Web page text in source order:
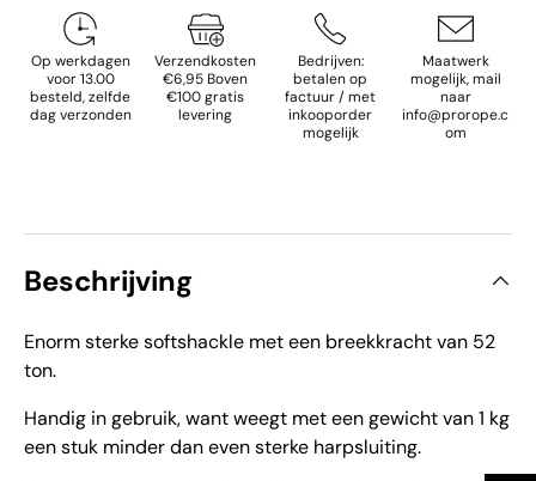
Op werkdagen
voor 13.00
besteld, zelfde
dag verzonden
Verzendkosten
€6,95 Boven
€100 gratis
levering
Bedrijven:
betalen op
factuur / met
inkooporder
mogelijk
Maatwerk
mogelijk, mail
naar
info@prorope.c
om
Beschrijving
Enorm sterke softshackle met een breekkracht van 52
ton.
Handig in gebruik, want weegt met een gewicht van 1 kg
een stuk minder dan even sterke harpsluiting.